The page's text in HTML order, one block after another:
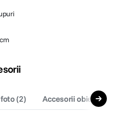
(2) Accesorii obiective